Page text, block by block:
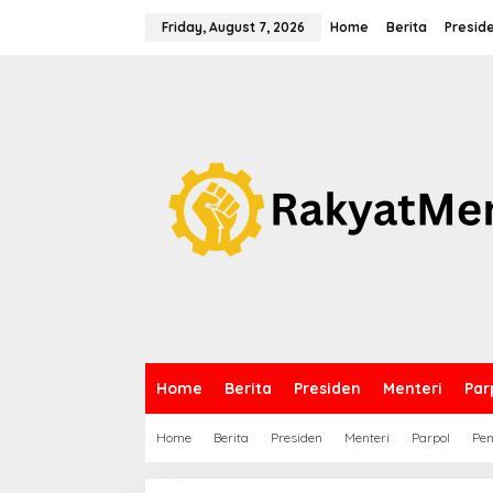
Friday, August 7, 2026 Home Berita
Home Berita Presiden Menteri
Home Berita Presiden Menteri Parpol